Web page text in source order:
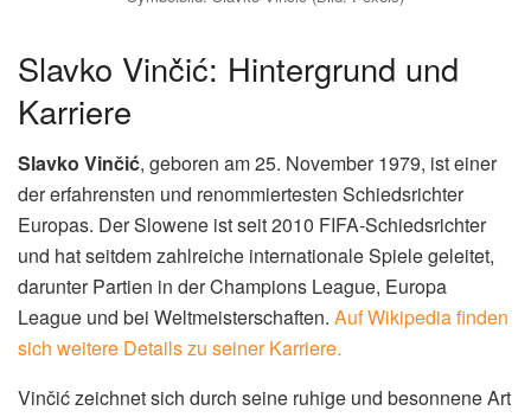
Am Mittwochabend leitet Slavko Vinčićdas Champions-
League-Viertelfinal-Rückspiel zwischen dem FC Bayern
Ansetzung des slowenischen Schiedsrichters kein gutes
Zeichen, denn bereits zweimal schieden sie unter seiner
Leitung im Viertelfinale der Königsklasse aus. Das wirft die
Frage auf, ob der Unparteiische ein schlechtes Omen für
den deutschen Rekordmeister ist.